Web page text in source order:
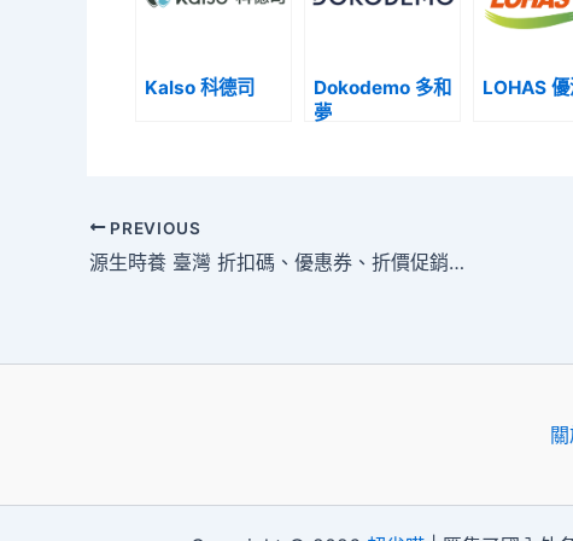
Kalso 科德司
Dokodemo 多和
夢
LOHAS
PREVIOUS
源生時養 臺灣 折扣碼、優惠券、折價促銷活動整理